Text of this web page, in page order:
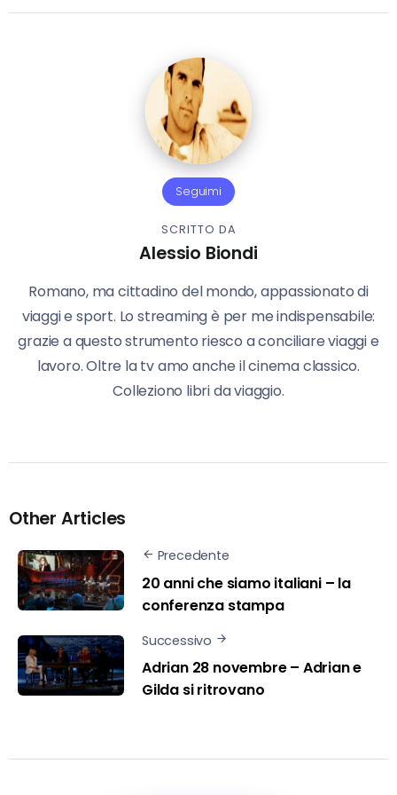
Seguimi
SCRITTO DA
Alessio Biondi
Romano, ma cittadino del mondo, appassionato di
viaggi e sport. Lo streaming è per me indispensabile:
grazie a questo strumento riesco a conciliare viaggi e
lavoro. Oltre la tv amo anche il cinema classico.
Colleziono libri da viaggio.
Other Articles
Precedente
20 anni che siamo italiani – la
conferenza stampa
Successivo
Adrian 28 novembre – Adrian e
Gilda si ritrovano